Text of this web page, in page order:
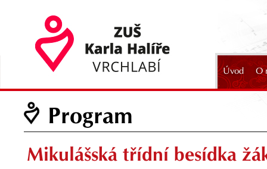
Úvod O
Program
Mikulášská třídní besídka